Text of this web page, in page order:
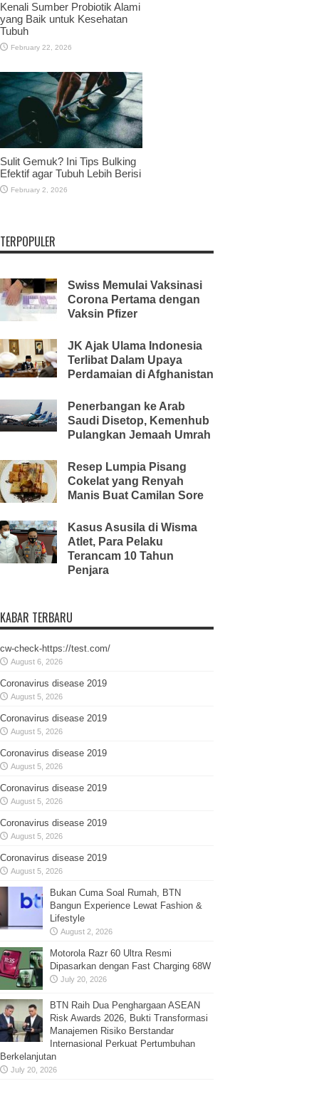
Kenali Sumber Probiotik Alami
yang Baik untuk Kesehatan
Tubuh
February 22, 2026
Sulit Gemuk? Ini Tips Bulking
Efektif agar Tubuh Lebih Berisi
February 2, 2026
TERPOPULER
Swiss Memulai Vaksinasi
Corona Pertama dengan
Vaksin Pfizer
JK Ajak Ulama Indonesia
Terlibat Dalam Upaya
Perdamaian di Afghanistan
Penerbangan ke Arab
Saudi Disetop, Kemenhub
Pulangkan Jemaah Umrah
Resep Lumpia Pisang
Cokelat yang Renyah
Manis Buat Camilan Sore
Kasus Asusila di Wisma
Atlet, Para Pelaku
Terancam 10 Tahun
Penjara
KABAR TERBARU
cw-check-https://test.com/
August 6, 2026
Coronavirus disease 2019
August 5, 2026
Coronavirus disease 2019
August 5, 2026
Coronavirus disease 2019
August 5, 2026
Coronavirus disease 2019
August 5, 2026
Coronavirus disease 2019
August 5, 2026
Coronavirus disease 2019
August 5, 2026
Bukan Cuma Soal Rumah, BTN
Bangun Experience Lewat Fashion &
Lifestyle
August 2, 2026
Motorola Razr 60 Ultra Resmi
Dipasarkan dengan Fast Charging 68W
July 20, 2026
BTN Raih Dua Penghargaan ASEAN
Risk Awards 2026, Bukti Transformasi
Manajemen Risiko Berstandar
Internasional Perkuat Pertumbuhan
Berkelanjutan
July 20, 2026